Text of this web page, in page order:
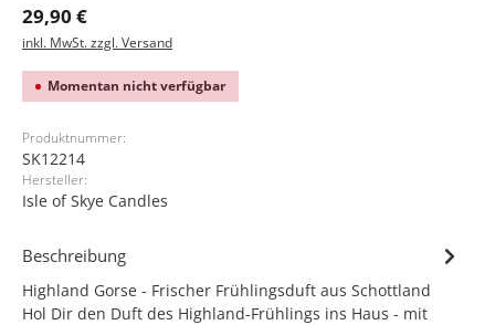
Regulärer Preis:
29,90 €
inkl. MwSt. zzgl. Versand
Momentan nicht verfügbar
Produktnummer:
SK12214
Hersteller:
Isle of Skye Candles
Beschreibung
Highland Gorse - Frischer Frühlingsduft aus Schottland
Hol Dir den Duft des Highland-Frühlings ins Haus - mit